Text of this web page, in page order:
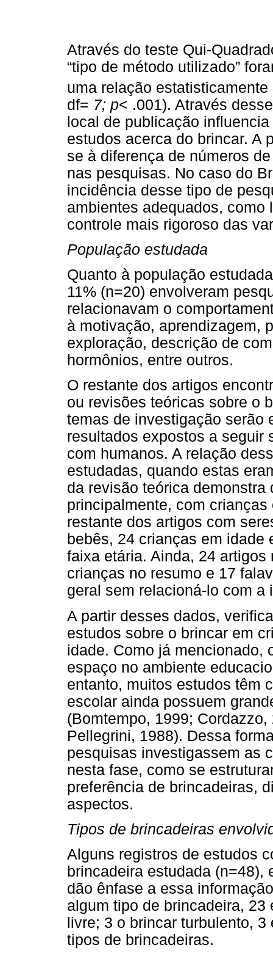
Através do teste Qui-
“tipo de método utilizado”
uma relação
df= 7; p< .001). Através
local de publicação
estudos acerca do brincar. A
se à diferença de números
nas pesquisas. No caso do
incidência desse tipo de
ambientes adequados, como
controle mais rigoroso das
População estudada
Quanto à população
11% (n=20) envolveram
relacionavam o
à motivação, aprendizagem,
exploração, descrição de
hormônios, entre outros.
O restante dos artigos
ou revisões teóricas sobre o
temas de investigação serão
resultados expostos a seguir
com humanos. A relação
estudadas, quando estas
da revisão teórica
principalmente, com
restante dos artigos com
bebês, 24 crianças em
faixa etária. Ainda, 24
crianças no resumo e 17
geral sem relacioná-lo com a
A partir desses dados,
estudos sobre o brincar em
idade. Como já mencionado,
espaço no ambiente
entanto, muitos estudos têm
escolar ainda possuem
(Bomtempo, 1999;
Pellegrini, 1988). Dessa
pesquisas investigassem as
nesta fase, como se
preferência de brincadeiras,
aspectos.
Tipos de brincadeiras
Alguns registros de estudos
brincadeira estudada (n=48),
dão ênfase a essa
algum tipo de brincadeira,
livre; 3 o brincar turbulento,
tipos de brincadeiras.